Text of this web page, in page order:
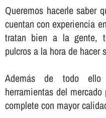
Queremos hacerle saber
cuentan con experiencia
tratan bien a la gente,
pulcros a la hora de hacer
Además de todo
herramientas del
complete con mayor